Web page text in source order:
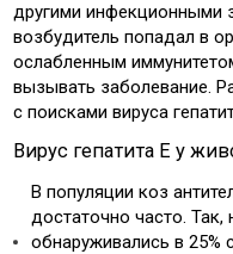
другими инфекционными
возбудитель попадал в
ослабленным
вызывать заболевание.
с поисками вируса
Вирус гепатита Е у
В популяции коз
достаточно часто. Так,
обнаруживались в 25%